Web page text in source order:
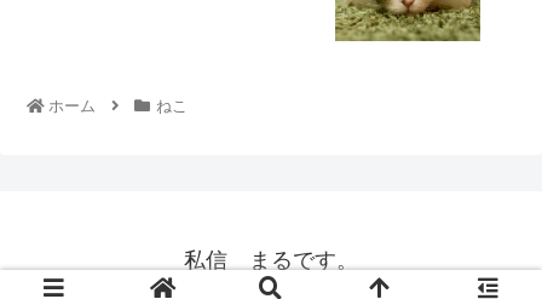
ホーム ねこ
私信 まるです。